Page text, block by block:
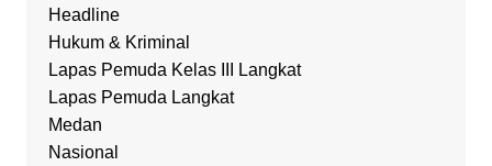
Headline
Hukum & Kriminal
Lapas Pemuda Kelas III Langkat
Lapas Pemuda Langkat
Medan
Nasional